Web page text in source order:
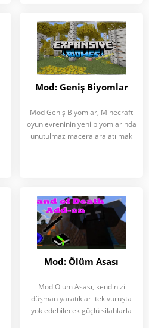
Mod: Geniş Biyomlar
Mod Geniş Biyomlar, Minecraft
oyun evreninin yeni biyomlarında
unutulmaz maceralara atılmak
Mod: Ölüm Asası
Mod Ölüm Asası, kendinizi
düşman yaratıkları tek vuruşta
yok edebilecek güçlü silahlarla